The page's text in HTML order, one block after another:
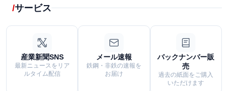
サービス
産業新聞SNS
最新ニュースをリア
ルタイム配信
メール速報
鉄鋼・非鉄の速報を
お届け
バックナンバー販
売
過去の紙面をご購入
いただけます